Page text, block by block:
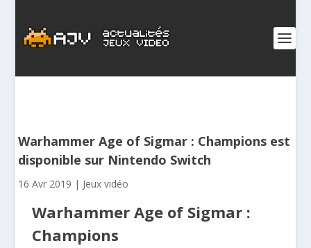
Warhammer Age of Sigmar : Champions est
disponible sur Nintendo Switch
16 Avr 2019 | Jeux vidéo
Warhammer Age of Sigmar :
Champions